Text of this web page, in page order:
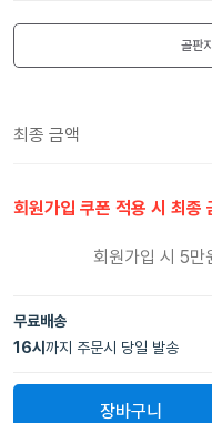
골판
최종 금액
회원가입 쿠폰 적용 시 최종
회원가입 시 5만
무료배송
16시 까지 주문시 당일 발송
장바구니